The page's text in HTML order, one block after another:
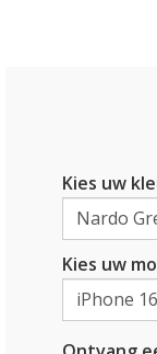
Kies uw
Kies uw